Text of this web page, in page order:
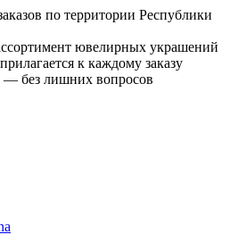
по территории Республики
ювелирных украшений
к каждому заказу
— без лишних вопросов